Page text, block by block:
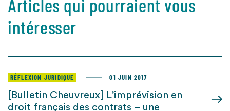
Articles qui pourraient vous
intéresser
RÉFLEXION JURIDIQUE 01 JUIN 2017
[Bulletin Cheuvreux] L’imprévision en
droit français des contrats – une